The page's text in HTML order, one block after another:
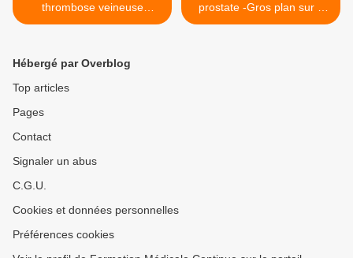
thrombose veineuse
profonde (TVP), embolie
prostate -Gros plan sur 5
options >
Hébergé par Overblog
Top articles
Pages
Contact
Signaler un abus
C.G.U.
Cookies et données personnelles
Préférences cookies